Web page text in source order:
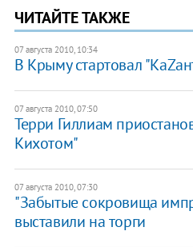
ЧИТАЙТЕ ТАКЖЕ
07 августа 2010, 10:34
В Крыму стартовал
07 августа 2010, 07:50
Терри Гиллиам
Кихотом"
07 августа 2010, 07:30
"Забытые сокровища
выставили на торги